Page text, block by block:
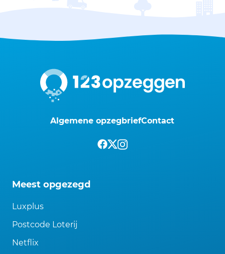
Algemene opzegbriefContact
Meest opgezegd
Luxplus
Postcode Loterij
Netflix